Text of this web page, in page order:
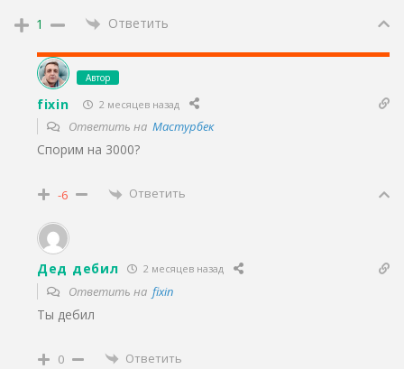
1 Ответить
Автор
fixin 2 месяцев назад
Ответить на Мастурбек
Спорим на 3000?
-6 Ответить
Дед дебил 2 месяцев назад
Ответить на fixin
Ты дебил
0 Ответить